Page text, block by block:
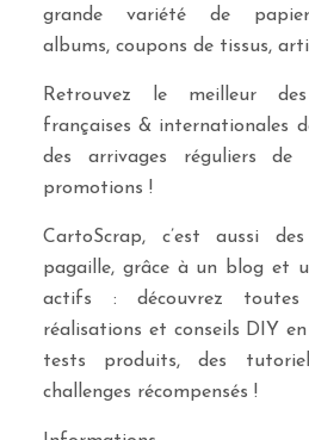
grande variété de
albums, coupons de tissus,
Retrouvez le meilleur
françaises & internationales
des arrivages réguliers de
promotions !
CartoScrap, c’est aussi
pagaille, grâce à un blog et
actifs : découvrez toutes
réalisations et conseils DIY
tests produits, des
challenges récompensés !